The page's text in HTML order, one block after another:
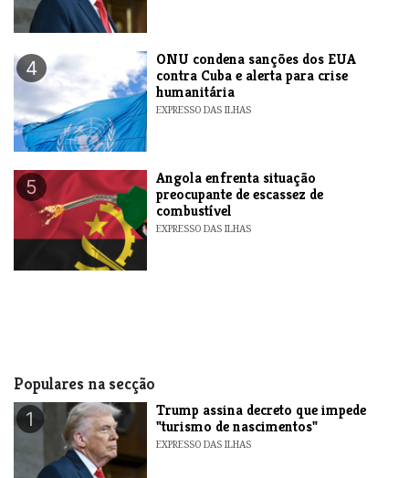
4
ONU condena sanções dos EUA
contra Cuba e alerta para crise
humanitária
EXPRESSO DAS ILHAS
5
Angola enfrenta situação
preocupante de escassez de
combustível
EXPRESSO DAS ILHAS
Populares na secção
1
Trump assina decreto que impede
"turismo de nascimentos"
EXPRESSO DAS ILHAS